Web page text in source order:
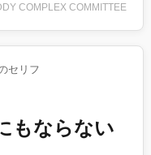
COMPLEX COMMITTEE
セリフ
もならない